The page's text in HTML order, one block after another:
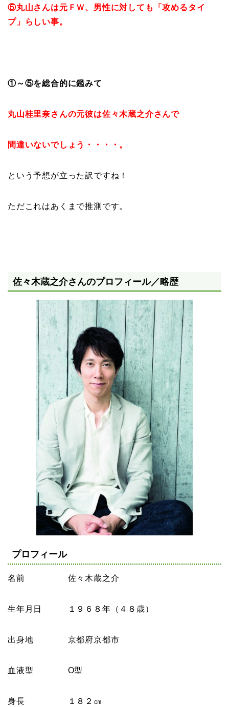
⑤丸山さんは元ＦＷ、男性に対しても「攻めるタイ
プ」らしい事。
①～⑤を総合的に鑑みて
丸山桂里奈さんの元彼は佐々木蔵之介さんで
間違いないでしょう・・・・。
という予想が立った訳ですね！
ただこれはあくまで推測です。
佐々木蔵之介さんのプロフィール／略歴
プロフィール
名前 佐々木蔵之介
生年月日 １９６８年（４８歳）
出身地 京都府京都市
血液型 O型
身長 １８２㎝